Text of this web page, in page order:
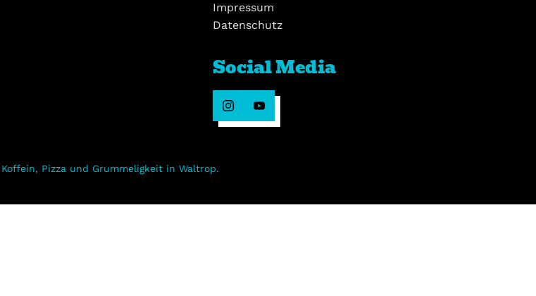
Impressum
Datenschutz
Social Media
Pizza und Grummeligkeit in Waltrop.